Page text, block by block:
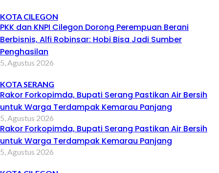
KOTA CILEGON
PKK dan KNPI Cilegon Dorong Perempuan Berani
Berbisnis, Alfi Robinsar: Hobi Bisa Jadi Sumber
Penghasilan
5, Agustus 2026
KOTA SERANG
Rakor Forkopimda, Bupati Serang Pastikan Air Bersih
untuk Warga Terdampak Kemarau Panjang
5, Agustus 2026
Rakor Forkopimda, Bupati Serang Pastikan Air Bersih
untuk Warga Terdampak Kemarau Panjang
5, Agustus 2026